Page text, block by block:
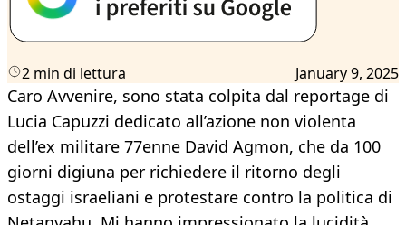
2 min di lettura January 9, 2025
Caro Avvenire, sono stata colpita dal reportage di
Lucia Capuzzi dedicato all’azione non violenta
dell’ex militare 77enne David Agmon, che da 100
giorni digiuna per richiedere il ritorno degli
ostaggi israeliani e protestare contro la politica di